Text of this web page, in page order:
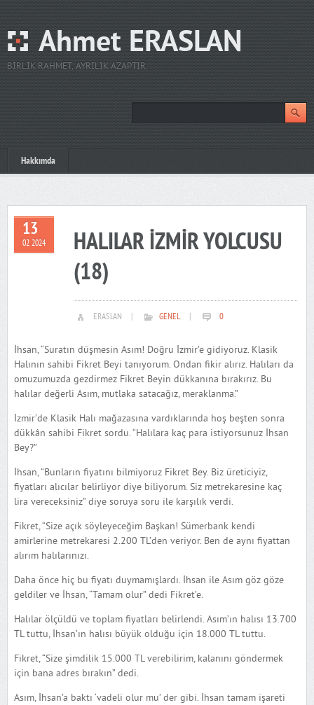
Ahmet ERASLAN
BIRLIK RAHMET, AYRILIK AZAPTIR.
Hakkımda
13
02 2024
HALILAR İZMİR YOLCUSU
(18)
ERASLAN GENEL 0
İhsan, “Suratın düşmesin Asım! Doğru İzmir’e gidiyoruz. Klasik
Halının sahibi Fikret Beyi tanıyorum. Ondan fikir alırız. Halıları da
omuzumuzda gezdirmez Fikret Beyin dükkanına bırakırız. Bu
halılar değerli Asım, mutlaka satacağız, meraklanma.”
İzmir’de Klasik Halı mağazasına vardıklarında hoş beşten sonra
dükkân sahibi Fikret sordu. “Halılara kaç para istiyorsunuz İhsan
Bey?”
İhsan, “Bunların fiyatını bilmiyoruz Fikret Bey. Biz üreticiyiz,
fiyatları alıcılar belirliyor diye biliyorum. Siz metrekaresine kaç
lira vereceksiniz” diye soruya soru ile karşılık verdi.
Fikret, “Size açık söyleyeceğim Başkan! Sümerbank kendi
amirlerine metrekaresi 2.200 TL’den veriyor. Ben de aynı fiyattan
alırım halılarınızı.
Daha önce hiç bu fiyatı duymamışlardı. İhsan ile Asım göz göze
geldiler ve İhsan, “Tamam olur” dedi Fikret’e.
Halılar ölçüldü ve toplam fiyatları belirlendi. Asım’ın halısı 13.700
TL tuttu, İhsan’ın halısı büyük olduğu için 18.000 TL tuttu.
Fikret, “Size şimdilik 15.000 TL verebilirim, kalanını göndermek
için bana adres bırakın” dedi.
Asım, İhsan’a baktı ‘vadeli olur mu’ der gibi. İhsan tamam işareti